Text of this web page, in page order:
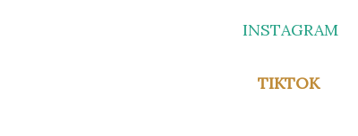
INSTAGRAM
TIKTOK